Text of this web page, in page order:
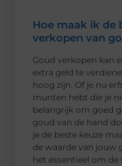
Hoe maak ik de
verkopen van
Goud verkopen kan
extra geld te
hoog zijn. Of je nu
munten hebt die je
belangrijk om goed
goud van de hand
je de beste keuze
de waarde van jouw
het essentieel om